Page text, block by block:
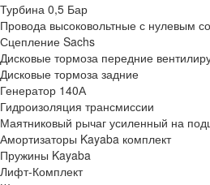
Турбина 0,5 Бар
Провода высоковольтные с нулевым
Сцепление Sachs
Дисковые тормоза передние
Дисковые тормоза задние
Генератор 140А
Гидроизоляция трансмиссии
Маятниковый рычаг усиленный на
Амортизаторы Kayaba комплект
Пружины Kayaba
Лифт-Комплект